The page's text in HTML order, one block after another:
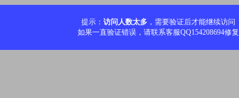
提示： 访问人数太多 ，需要验证后才能继续访问
如果一直验证错误，请联系客服QQ154208694修复